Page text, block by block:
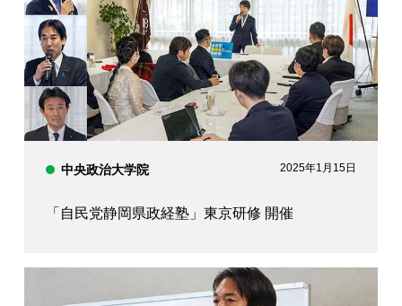
中央政治大学院 2025年1月15日
「自民党静岡県政経塾」東京研修 開催